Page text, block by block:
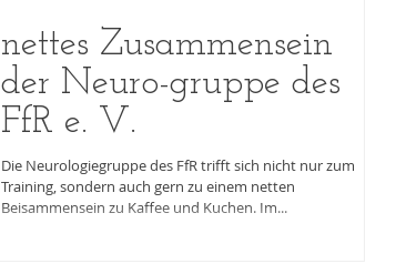
nettes Zusammensein
der Neuro-gruppe des
FfR e. V.
Die Neurologiegruppe des FfR trifft sich nicht nur zum
Training, sondern auch gern zu einem netten
Beisammensein zu Kaffee und Kuchen. Im...